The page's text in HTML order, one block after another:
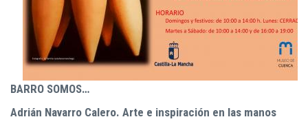
BARRO SOMOS…
Adrián Navarro Calero. Arte e inspiración en las manos